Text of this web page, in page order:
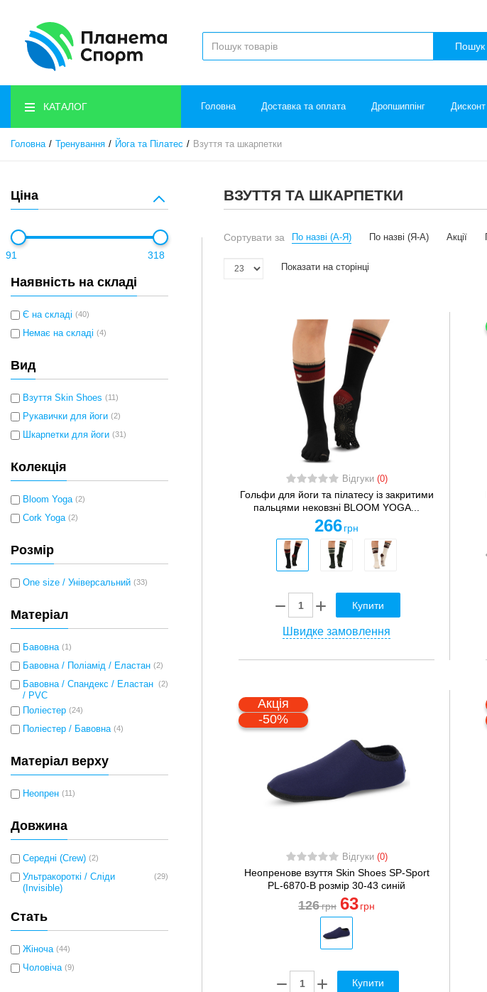
Пошук
КАТАЛОГ Головна Доставка та оплата Дропшиппінг Дисконт
Головна Тренування Йога та Пілатес Взуття та шкарпетки
Ціна
91 318
Наявність на складі
Є на складі (40)
Немає на складі (4)
Вид
Взуття Skin Shoes (11)
Рукавички для йоги (2)
Шкарпетки для йоги (31)
Колекція
Bloom Yoga (2)
Cork Yoga (2)
Розмір
One size / Універсальний (33)
Матеріал
Бавовна (1)
Бавовна / Поліамід / Еластан (2)
Бавовна / Спандекс / Еластан
/ PVC
(2)
Поліестер (24)
Поліестер / Бавовна (4)
Матеріал верху
Неопрен (11)
Довжина
Середні (Crew) (2)
Ультракороткі / Сліди
(Invisible)
(29)
Стать
Жіноча (44)
Чоловіча (9)
ВЗУТТЯ ТА ШКАРПЕТКИ
Сортувати за По назві (А-Я) По назві (Я-А) Акції
Показати на сторінці
Відгуки (0)
Гольфи для йоги та пілатесу із закритими
пальцями нековзні BLOOM YOGA...
266 грн
Купити
Швидке замовлення
Акція
-50%
Відгуки (0)
Неопренове взуття Skin Shoes SP-Sport
PL-6870-B розмір 30-43 синій
126грн 63 грн
Купити